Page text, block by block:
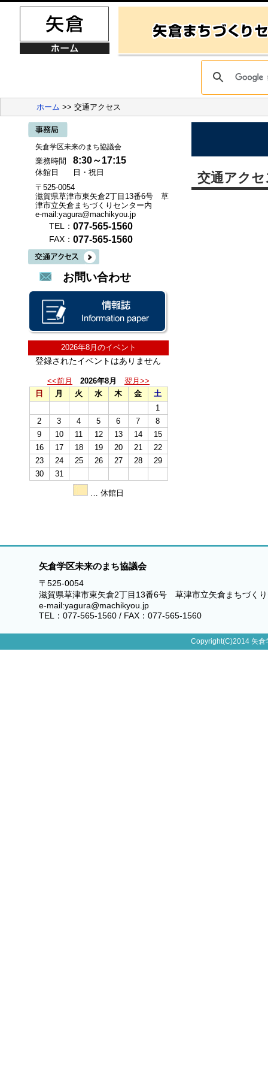
ホーム >> 交通アクセス
矢倉学区未来のまち協議会
業務時間 8:30～17:15
休館日
日・祝日
〒525-0054
滋賀県草津市東矢倉2丁目13番6号 草
津市立矢倉まちづくりセンター内
e-mail:yagura@machikyou.jp
TEL： 077-565-1560
FAX： 077-565-1560
お問い合わせ
2026年8月のイベント
登録されたイベントはありません
<<前月 2026年8月
翌月>>
日
月 火 水 木 金
土
1
2
3 4 5 6 7
8
9
10 11 12 13 14
15
16
17 18 19 20 21
22
23
24 25 26 27 28
29
30
31
… 休館日
交通アクセ
矢倉学区未来のまち協議会
〒525-0054
滋賀県草津市東矢倉2丁目13番6号 草津市立矢倉まちづく
e-mail:yagura@machikyou.jp
TEL：077-565-1560 / FAX：077-565-1560
Copyright(C)2014 矢倉